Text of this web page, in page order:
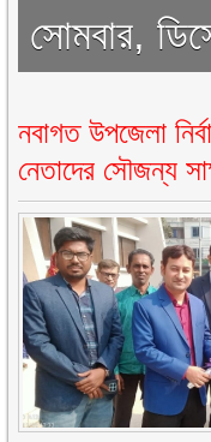
সোমবার,
নবাগত উপজেলা
নেতাদের সৌজন্য